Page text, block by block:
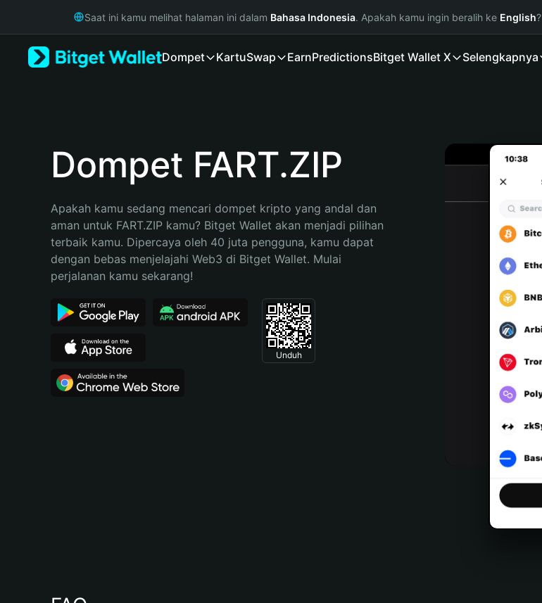
Русский
Bahasa Indonesia
Español (Argentina)
Saat ini kamu melihat halaman ini dalam Bahasa Indonesia. Apakah kamu ingin beralih ke English?
Dompet KartuSwap EarnPredictionsBitget Wallet X Selengkapnya
Dompet FART.ZIP
Apakah kamu sedang mencari dompet kripto yang andal dan
aman untuk FART.ZIP kamu? Bitget Wallet akan menjadi pilihan
terbaik kamu. Dipercaya oleh 40 juta pengguna, kamu dapat
dengan bebas menjelajahi Web3 di Bitget Wallet. Mulai
perjalanan kamu sekarang!
Unduh